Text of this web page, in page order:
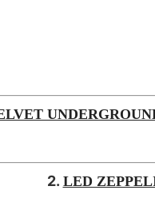
2. LED